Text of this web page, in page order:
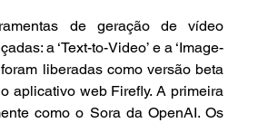
de geração de vídeo
a ‘Text-to-Video’ e a ‘Image-
liberadas como versão beta
aplicativo web Firefly. A primeira
como o Sora da OpenAI. Os